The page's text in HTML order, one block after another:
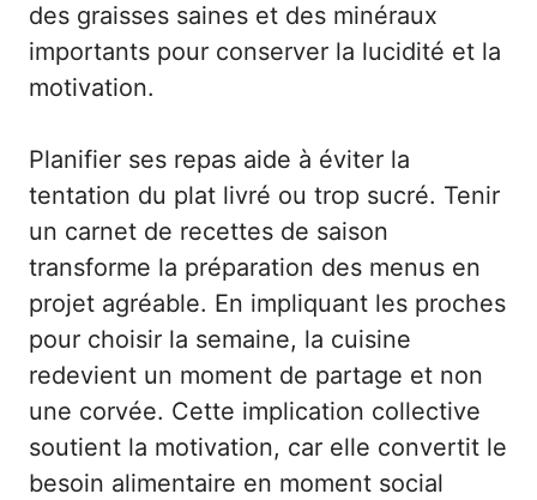
des graisses saines et des minéraux
importants pour conserver la lucidité et la
motivation.
Planifier ses repas aide à éviter la
tentation du plat livré ou trop sucré. Tenir
un carnet de recettes de saison
transforme la préparation des menus en
projet agréable. En impliquant les proches
pour choisir la semaine, la cuisine
redevient un moment de partage et non
une corvée. Cette implication collective
soutient la motivation, car elle convertit le
besoin alimentaire en moment social